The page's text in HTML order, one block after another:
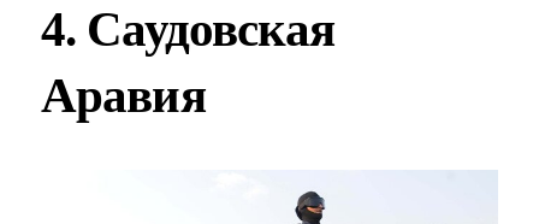
4. Саудовская
Аравия